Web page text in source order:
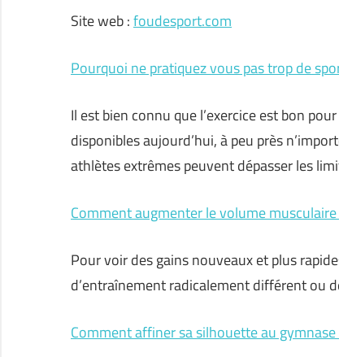
Site web :foudesport.com
Pourquoi ne pratiquez vous pas trop de
Il est bien connu que l’exercice est bon
disponibles aujourd’hui, à peu près
athlètes extrêmes peuvent dépasser les
Comment augmenter le volume musculaire
Pour voir des gains nouveaux et plus
d’entraînement radicalement différent ou
Comment affiner sa silhouette au gymnase